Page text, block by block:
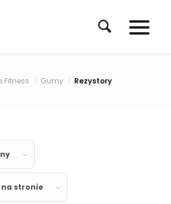
Fitness / Gumy / Rezystory
na stronie